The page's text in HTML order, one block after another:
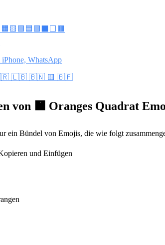
WhatsApp
🇱🇧 🇧🇳 🟨 🇧🇫
von 🟧 Oranges Quadrat
ein Bündel von Emojis, die wie folgt
und Einfügen